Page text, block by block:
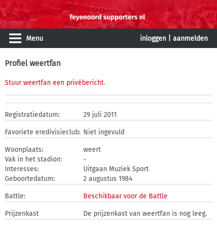
Menu inloggen aanmelden
Profiel weertfan
Stuur weertfan een privébericht.
Registratiedatum: 29 juli 2011
Favoriete eredivisieclub: Niet ingevuld
Woonplaats:
weert
Vak in het stadion:
-
Interesses:
Uitgaan Muziek Sport
Geboortedatum:
2 augustus 1984
Battle: Beschikbaar voor de Battle
Prijzenkast De prijzenkast van weertfan is nog leeg.